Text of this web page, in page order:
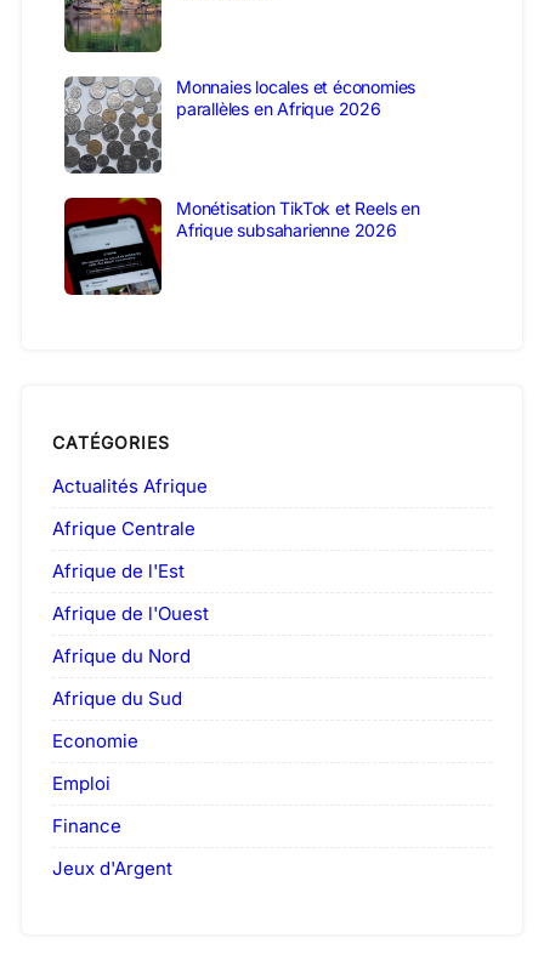
Monnaies locales et économies
parallèles en Afrique 2026
Monétisation TikTok et Reels en
Afrique subsaharienne 2026
CATÉGORIES
Actualités Afrique
Afrique Centrale
Afrique de l'Est
Afrique de l'Ouest
Afrique du Nord
Afrique du Sud
Economie
Emploi
Finance
Jeux d'Argent